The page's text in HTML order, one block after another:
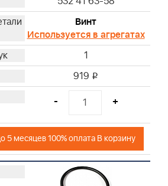
Винт
Используется в агрегатах
1
919 i
- +
5 месяцев 100% оплата В корзину